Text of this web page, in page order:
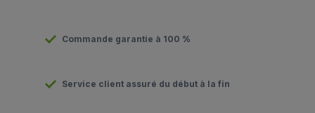
Commande garantie à 100 %
Service client assuré du début à la fin